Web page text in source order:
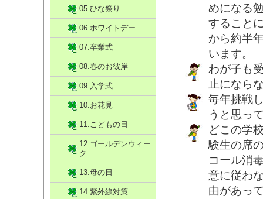
めになる
すること
から約半
います。
わが子も
止になら
毎年挑戦
うと思っ
どこの学
験生の席
コール消
意に従わ
由があっ
05.ひな祭り
06.ホワイトデー
07.卒業式
08.春のお彼岸
09.入学式
10.お花見
11.こどもの日
12.ゴールデンウィー
ク
13.母の日
14.紫外線対策